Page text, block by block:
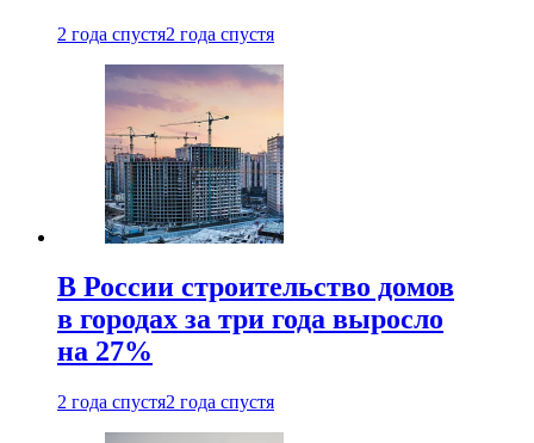
2 года спустя2 года спустя
В России строительство домов
в городах за три года выросло
на 27%
2 года спустя2 года спустя